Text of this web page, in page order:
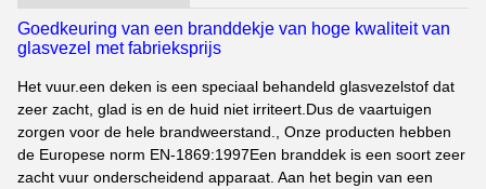
Goedkeuring van een branddekje van hoge kwaliteit van
glasvezel met fabrieksprijs
Het vuur.een deken is een speciaal behandeld glasvezelstof dat
zeer zacht, glad is en de huid niet irriteert.Dus de vaartuigen
zorgen voor de hele brandweerstand., Onze producten hebben
de Europese norm EN-1869:1997Een branddek is een soort zeer
zacht vuur onderscheidend apparaat. Aan het begin van een